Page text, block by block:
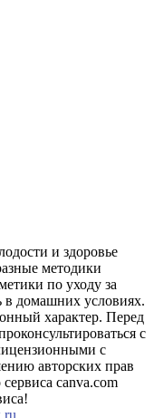
и здоровье
методики
по уходу за
в домашних условиях.
характер. Перед
с
с
авторских прав
canva.com